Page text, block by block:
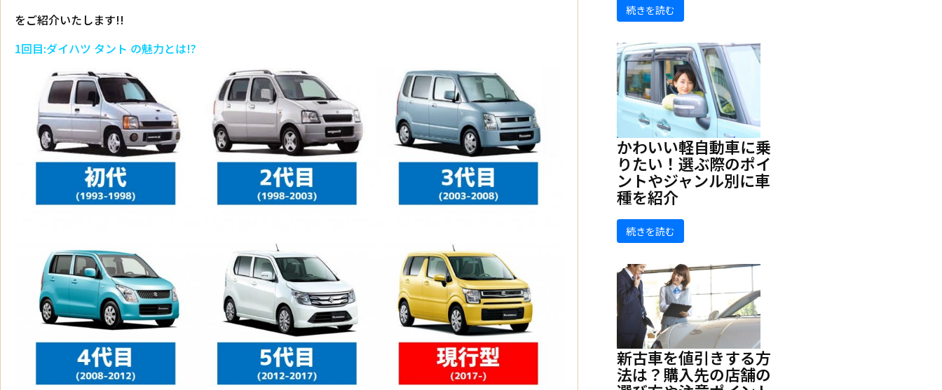
をご紹介いたします!!
1回目:ダイハツ タント の魅力とは!?
続きを読む
かわいい軽自動車に乗
りたい！選ぶ際のポイ
ントやジャンル別に車
種を紹介
続きを読む
新古車を値引きする方
法は？購入先の店舗の